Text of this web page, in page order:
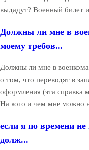
выдадут? Военный билет
Должны ли мне в
моему требов...
Должны ли мне в
о том, что переводят в
оформления (эта справка
На кого и чем мне можно
если я по времени
долж...